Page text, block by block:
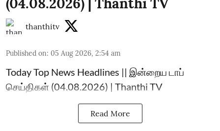
thanthitv
Published on: 05 Aug 2026, 2:54 am
Today Top News Headlines || இன்றைய டாப்
செய்திகள் (04.08.2026) | Thanthi TV
Read More